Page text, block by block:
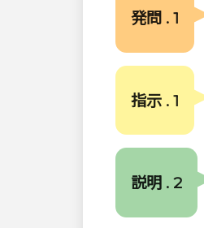
発問 . 1
指示 . 1
説明 . 2